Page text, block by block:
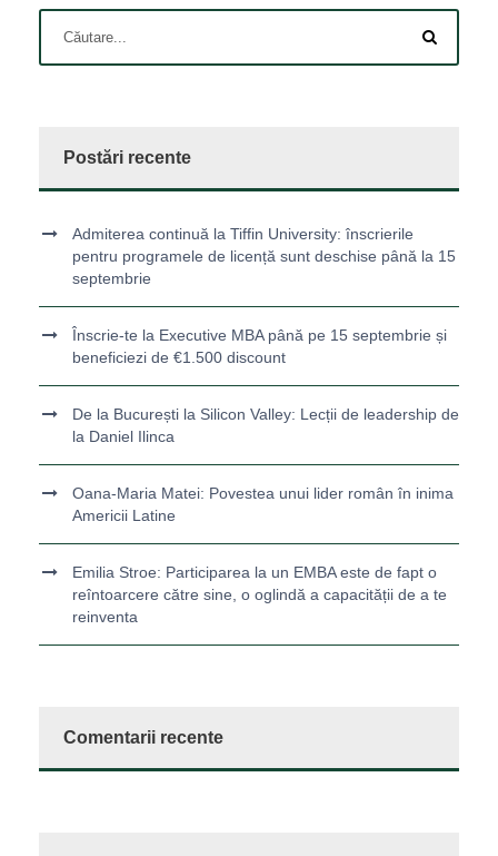
Postări recente
Admiterea continuă la Tiffin University: înscrierile
pentru programele de licență sunt deschise până la 15
septembrie
Înscrie-te la Executive MBA până pe 15 septembrie și
beneficiezi de €1.500 discount
De la București la Silicon Valley: Lecții de leadership de
la Daniel Ilinca
Oana-Maria Matei: Povestea unui lider român în inima
Americii Latine
Emilia Stroe: Participarea la un EMBA este de fapt o
reîntoarcere către sine, o oglindă a capacității de a te
reinventa
Comentarii recente